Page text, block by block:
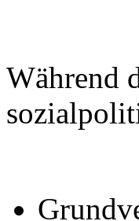
Während